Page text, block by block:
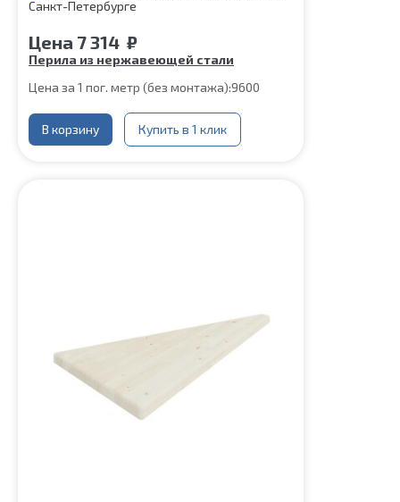
Цена 7 314 ₽
Перила из нержавеющей стали
Цена за 1 пог. метр (без монтажа):9600
В корзину Купить в 1 клик